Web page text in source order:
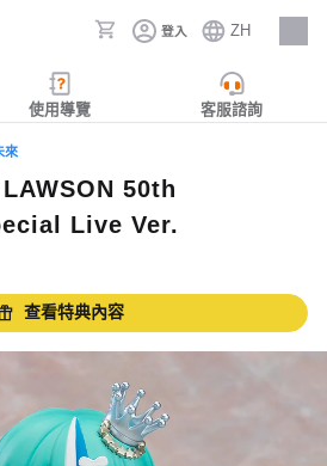
登入 ZH
人才招募
使用導覽 客服諮詢
來
50th
Live Ver.
查看特典內容